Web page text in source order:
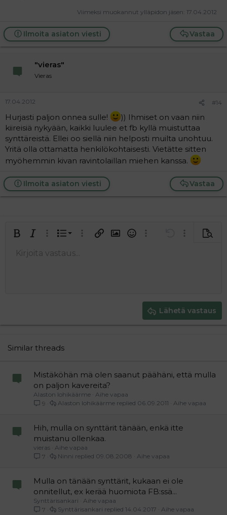
Viimeksi muokannut ylläpidon jäsen: 17.04.2012
Vastaa
Ilmoita asiaton viesti
"vieras"
Vieras
17.04.2012 #14
Hurjasti paljon onnea sulle!
)) Ihmiset on vaan niin
kiireisiä nykyään, kaikki luulee et fb kyllä muistuttaa
synttäreistä. Ellei oo siellä niin helposti muilta unohtuu.
Yritä olla ottamatta henkilökohtaisesti. Vietätte sitten
myöhemmin kivan ravintolaillan miehen kanssa.
Vastaa
Ilmoita asiaton viesti
LihavoituKursivoitu
Laajennettuun editoriin…
Lista
Järjestetty lista
Laajennettuun editoriin…
Lisää hyperlinkki
Lisää kuva
HymiötLaajennettuun
Kumoa
Fontin koko
9
26
Tekstiväri
KirjasintyyliArial
Yliviivaa
Tasaus Tasaa vasemmalle
Paragraph format
Normal
LainausLisää video/media
Lisää taulukko
Insert horizontal line
Tee uudelleen
BBCode-näkymä
Poista muotoilu
Luonnokset
Kirjoita vastaus...
Lähetä vastaus
Similar threads
Mistäköhän mä olen saanut päähäni, että mulla
on paljon kavereita?
Alaston lohikäärme Aihe vapaa
9
Aihe vapaa
06.09.2011
Alaston lohikäärme
Hih, mulla on synttärit tänään, enkä itte
muistanu ollenkaa.
vieras Aihe vapaa
7
Aihe vapaa
09.08.2008
Ninni
Mulla on tänään synttärit, kukaan ei ole
onnitellut, ex kerää huomiota FB:ssä...
Synttärisankari
Aihe vapaa
7
Aihe vapaa
14.04.2017
Synttärisankari